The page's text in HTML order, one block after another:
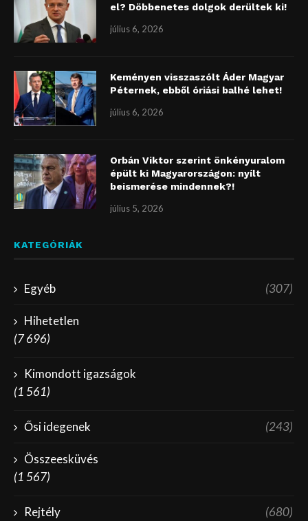
el? Döbbenetes dolgok derültek ki!
július 6, 2026
Keményen visszaszólt Áder Magyar
Péternek, ebből óriási balhé lehet!
július 6, 2026
Orbán Viktor szerint önkényuralom
épült ki Magyarországon: nyílt
beismerése mindennek?!
július 5, 2026
KATEGÓRIÁK
Egyéb (307)
Hihetetlen
(7 696)
Kimondott igazságok
(1 561)
Ősi idegenek (243)
Összeesküvés
(1 567)
Rejtély (680)